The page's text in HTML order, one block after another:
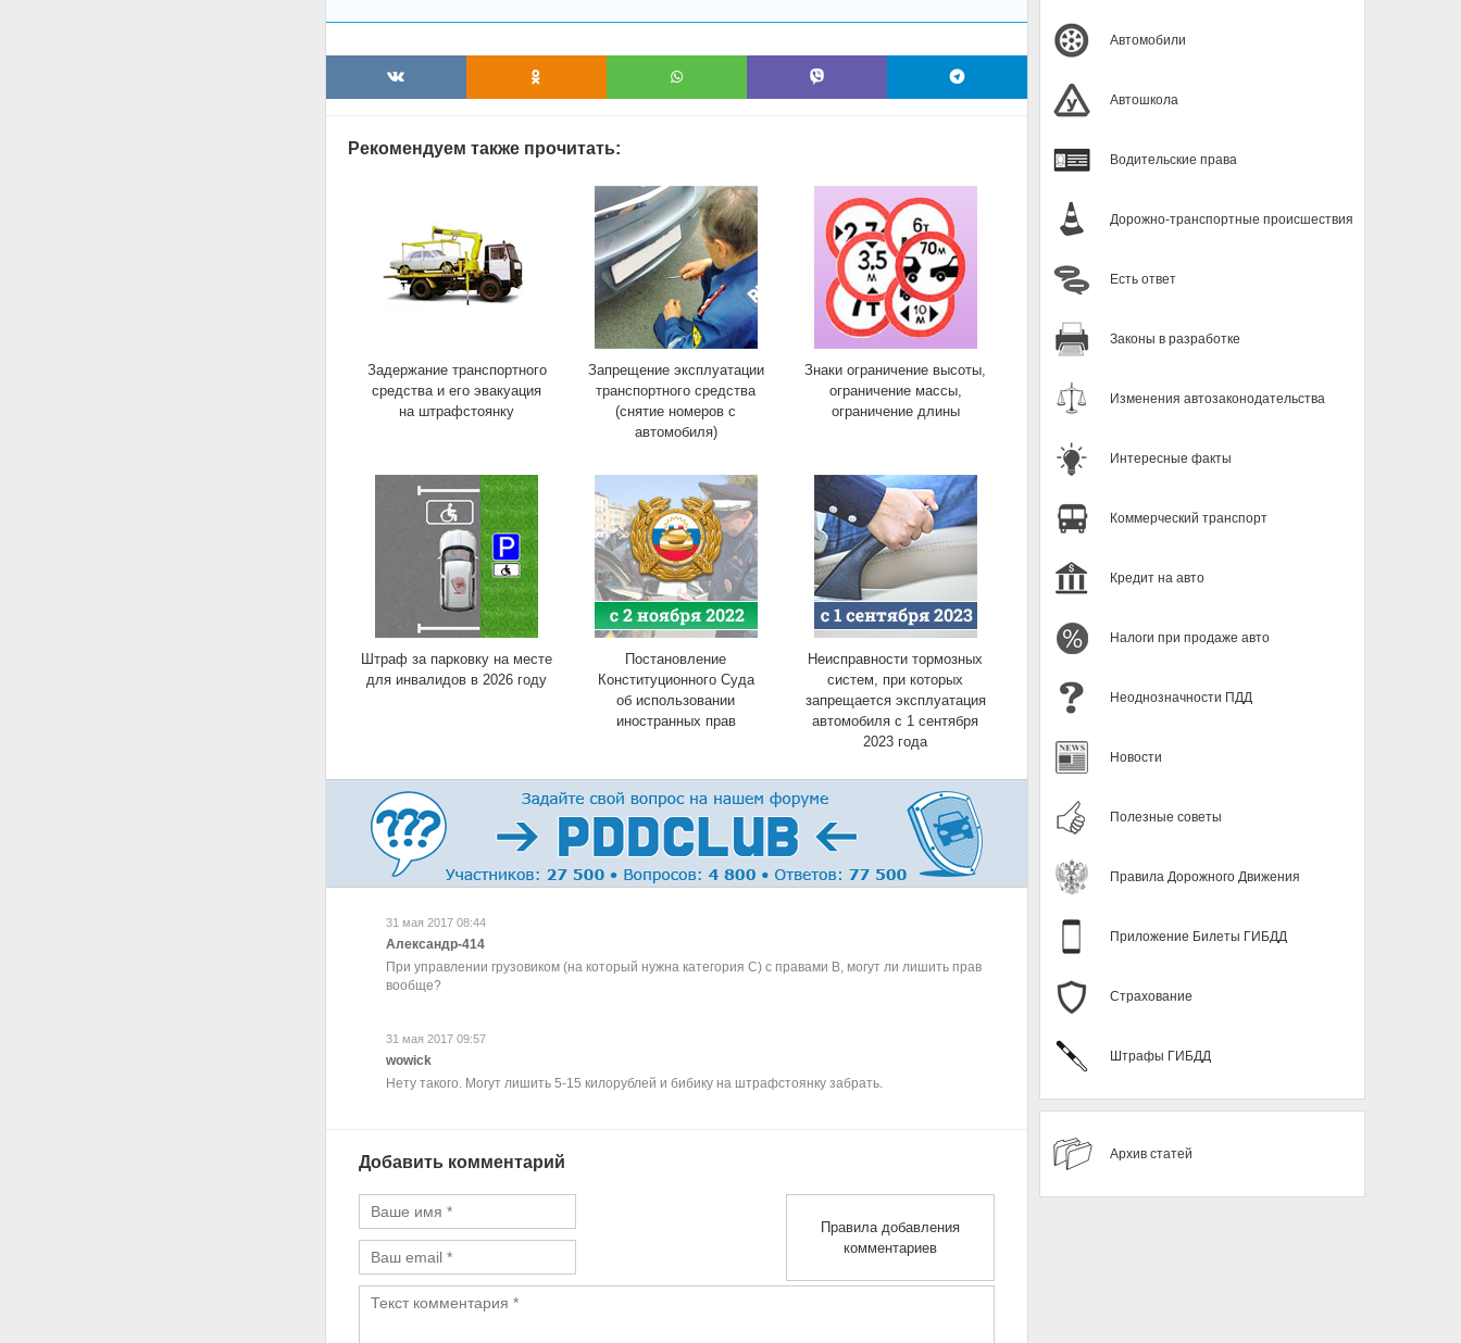
Рекомендуем также прочитать:
Задержание транспортного
средства и его эвакуация
на штрафстоянку
Запрещение эксплуатации
транспортного средства
(снятие номеров с
автомобиля)
Знаки ограничение высоты,
ограничение массы,
ограничение длины
Штраф за парковку на месте
для инвалидов в 2026 году
Постановление
Конституционного Суда
об использовании
иностранных прав
Неисправности тормозных
систем, при которых
запрещается эксплуатация
автомобиля с 1 сентября
2023 года
31 мая 2017 08:44
Александр-414
При управлении грузовиком (на который нужна категория С) с правами B, могут ли лишить прав
вообще?
31 мая 2017 09:57
wowick
Нету такого. Могут лишить 5-15 килорублей и бибику на штрафстоянку забрать.
Добавить комментарий
Правила добавления
комментариев
Автомобили
Автошкола
Водительские права
Дорожно-транспортные происшествия
Есть ответ
Законы в разработке
Изменения автозаконодательства
Интересные факты
Коммерческий транспорт
Кредит на авто
Налоги при продаже авто
Неоднозначности ПДД
Новости
Полезные советы
Правила Дорожного Движения
Приложение Билеты ГИБДД
Страхование
Штрафы ГИБДД
Архив статей